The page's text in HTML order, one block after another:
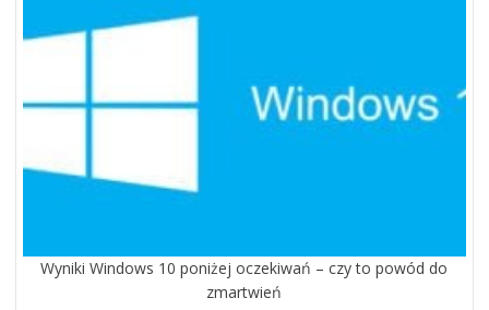
Wyniki Windows 10 poniżej oczekiwań – czy to powód do
zmartwień